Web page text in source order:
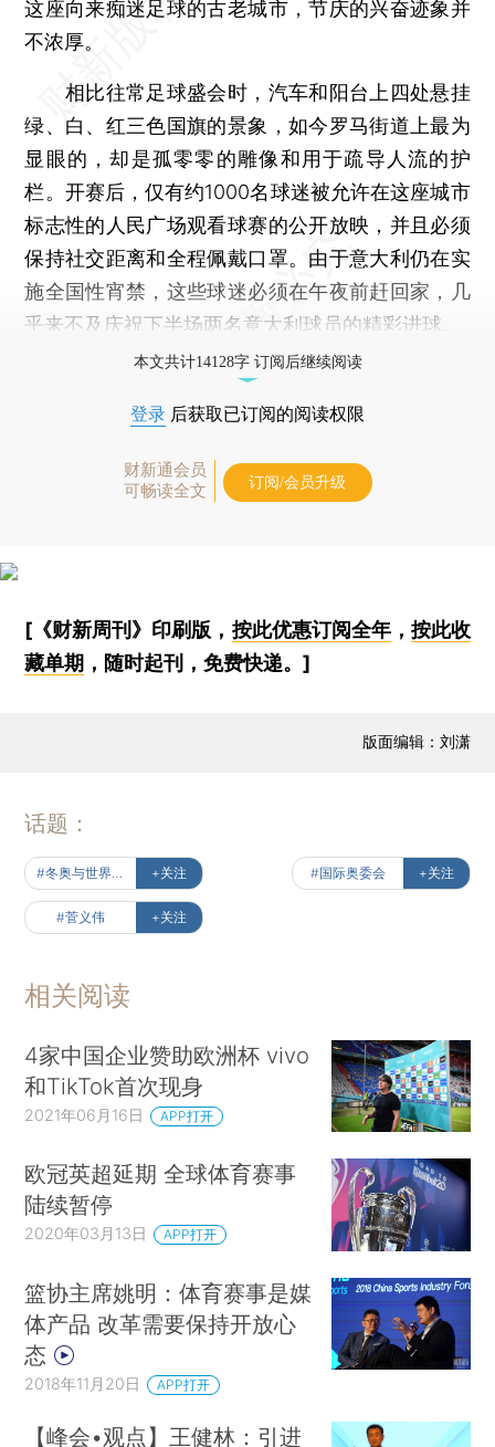
这座向来痴迷足球的古老城市，节庆的兴奋迹象并
不浓厚。
相比往常足球盛会时，汽车和阳台上四处悬挂
绿、白、红三色国旗的景象，如今罗马街道上最为
显眼的，却是孤零零的雕像和用于疏导人流的护
栏。开赛后，仅有约1000名球迷被允许在这座城市
标志性的人民广场观看球赛的公开放映，并且必须
保持社交距离和全程佩戴口罩。由于意大利仍在实
施全国性宵禁，这些球迷必须在午夜前赶回家，几
乎来不及庆祝下半场两名意大利球员的精彩进球。
本文共计14128字 订阅后继续阅读
登录 后获取已订阅的阅读权限
财新通会员
可畅读全文
订阅/会员升级
[《财新周刊》印刷版， 按此优惠订阅全年， 按此收
藏单期 ，随时起刊，免费快递。]
版面编辑：刘潇
话题：
+关注 #国际奥委会 +关注
#菅义伟 +关注
相关阅读
4家中国企业赞助欧洲杯 vivo
和TikTok首次现身
2021年06月16日 APP打开
欧冠英超延期 全球体育赛事
陆续暂停
2020年03月13日 APP打开
篮协主席姚明：体育赛事是媒
体产品 改革需要保持开放心
态
2018年11月20日 APP打开
【峰会•观点】王健林：引进